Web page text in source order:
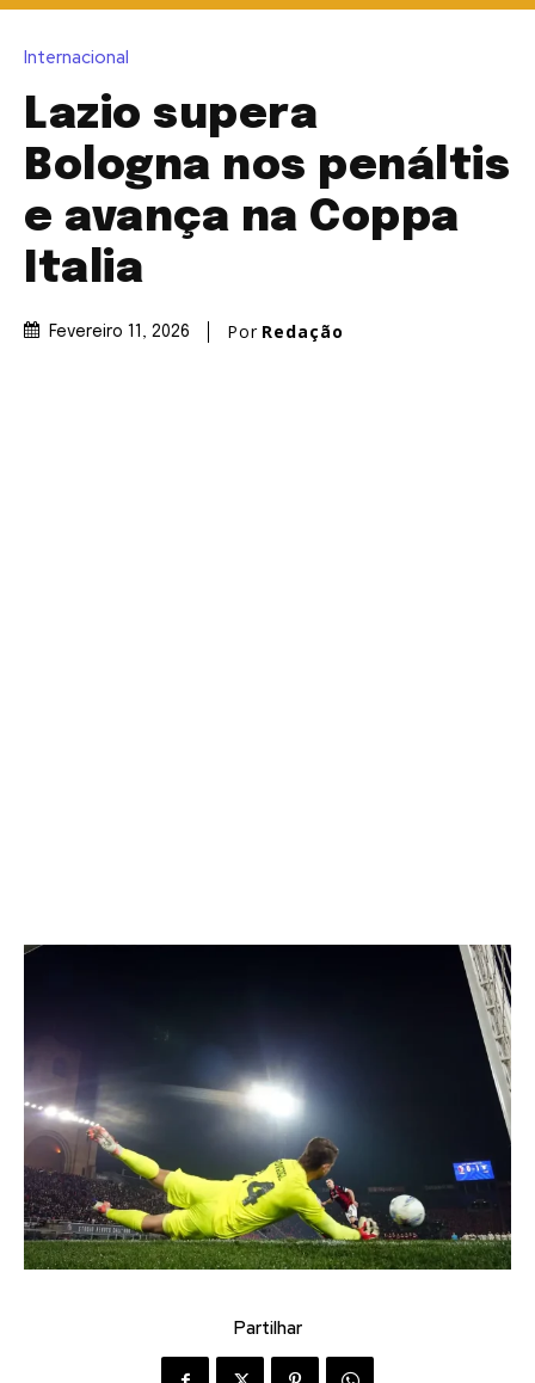
Internacional
Lazio supera
Bologna nos penáltis
e avança na Coppa
Italia
Fevereiro 11, 2026 Por Redação
Partilhar